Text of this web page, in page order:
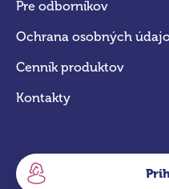
Pre odborníkov
Ochrana osobných
Cenník produktov
Kontakty